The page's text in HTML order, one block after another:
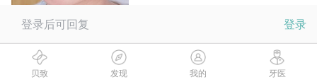
登录后可回复 登录
贝致 发现 我的 牙医